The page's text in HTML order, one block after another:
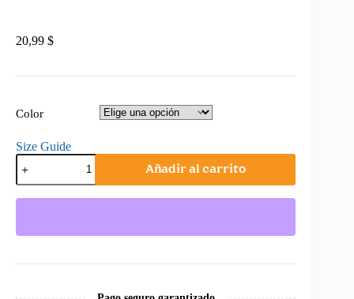
20,99 $
Color
Size Guide
LENP
Ecobolsa
cantidad
Añadir al carrito